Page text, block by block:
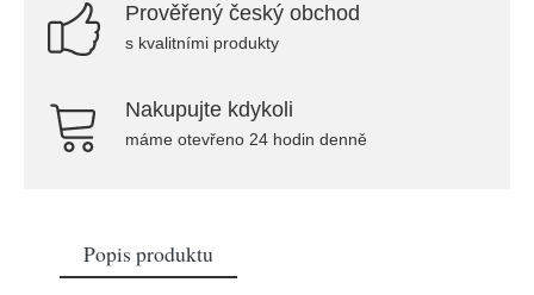
Prověřený český obchod
s kvalitními produkty
Nakupujte kdykoli
máme otevřeno 24 hodin denně
Popis produktu